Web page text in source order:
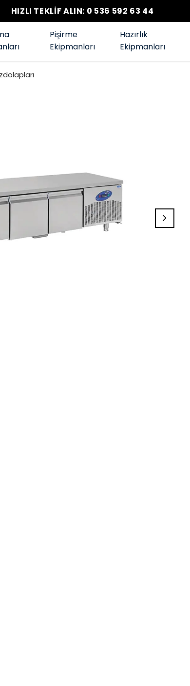
HIZLI TEKLİF ALIN: 0 536 592 63 44
Pişirme
Ekipmanları
Hazırlık
Ekipmanları